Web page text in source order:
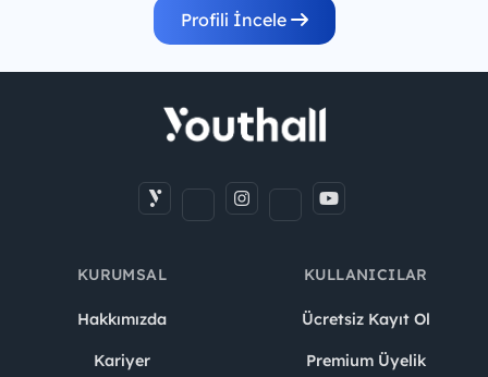
Profili İncele
KURUMSAL
Hakkımızda
Kariyer
KULLANICILAR
Ücretsiz Kayıt Ol
Premium Üyelik